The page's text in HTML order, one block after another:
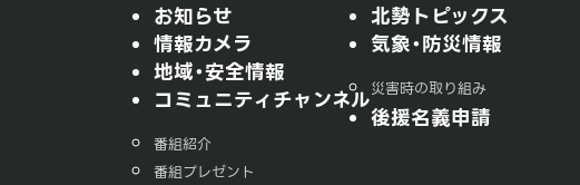
お知らせ
情報カメラ
地域・安全情報
コミュニティチャンネル
番組紹介
番組プレゼント
北勢トピックス
気象・防災情報
災害時の取り組み
後援名義申請